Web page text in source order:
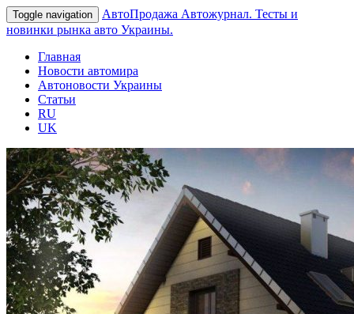
Toggle navigation АвтоПродажа Автожурнал. Тесты и
новинки рынка авто Украины.
Главная
Новости автомира
Автоновости Украины
Статьи
RU
UK